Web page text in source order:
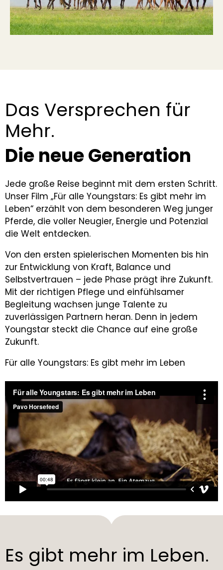
Das Versprechen für
Mehr.
Die neue Generation
Jede große Reise beginnt mit dem ersten Schritt.
Unser Film „Für alle Youngstars: Es gibt mehr im
Leben“ erzählt von dem besonderen Weg junger
Pferde, die voller Neugier, Energie und Potenzial
die Welt entdecken.
Von den ersten spielerischen Momenten bis hin
zur Entwicklung von Kraft, Balance und
Selbstvertrauen – jede Phase prägt ihre Zukunft.
Mit der richtigen Pflege und einfühlsamer
Begleitung wachsen junge Talente zu
zuverlässigen Partnern heran. Denn in jedem
Youngstar steckt die Chance auf eine große
Zukunft.
Für alle Youngstars: Es gibt mehr im Leben
Es gibt mehr im Leben.